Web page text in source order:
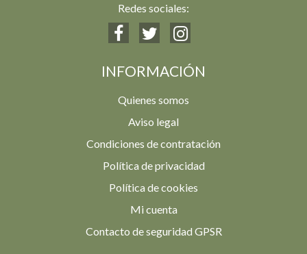
Redes sociales:
INFORMACIÓN
Quienes somos
Aviso legal
Condiciones de contratación
Política de privacidad
Política de cookies
Mi cuenta
Contacto de seguridad GPSR